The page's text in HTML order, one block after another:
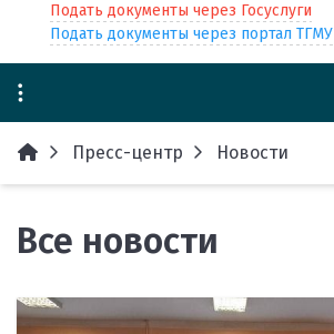
Подать документы через Госуслуги
Подать документы через портал ТГМУ
Пресс-центр Новости
Все новости